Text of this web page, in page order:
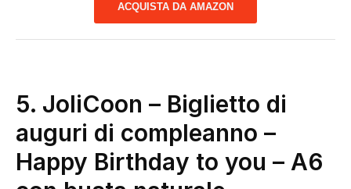
ACQUISTA DA AMAZON
5. JoliCoon – Biglietto di
auguri di compleanno –
Happy Birthday to you – A6